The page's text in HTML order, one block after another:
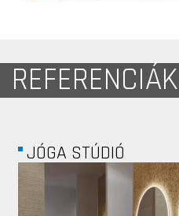
REFERENCIÁK
ABOS UTCA -...